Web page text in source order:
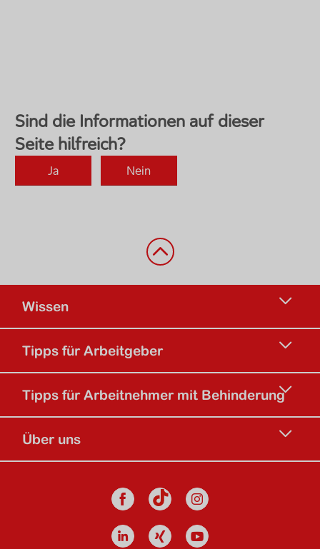
Zurück nach oben
Wissen
Tipps für Arbeitgeber
Tipps für Arbeitnehmer mit Behinderung
Über uns
Facebook
TikTok Kanal
Instagram
Linkedin
XingYoutube